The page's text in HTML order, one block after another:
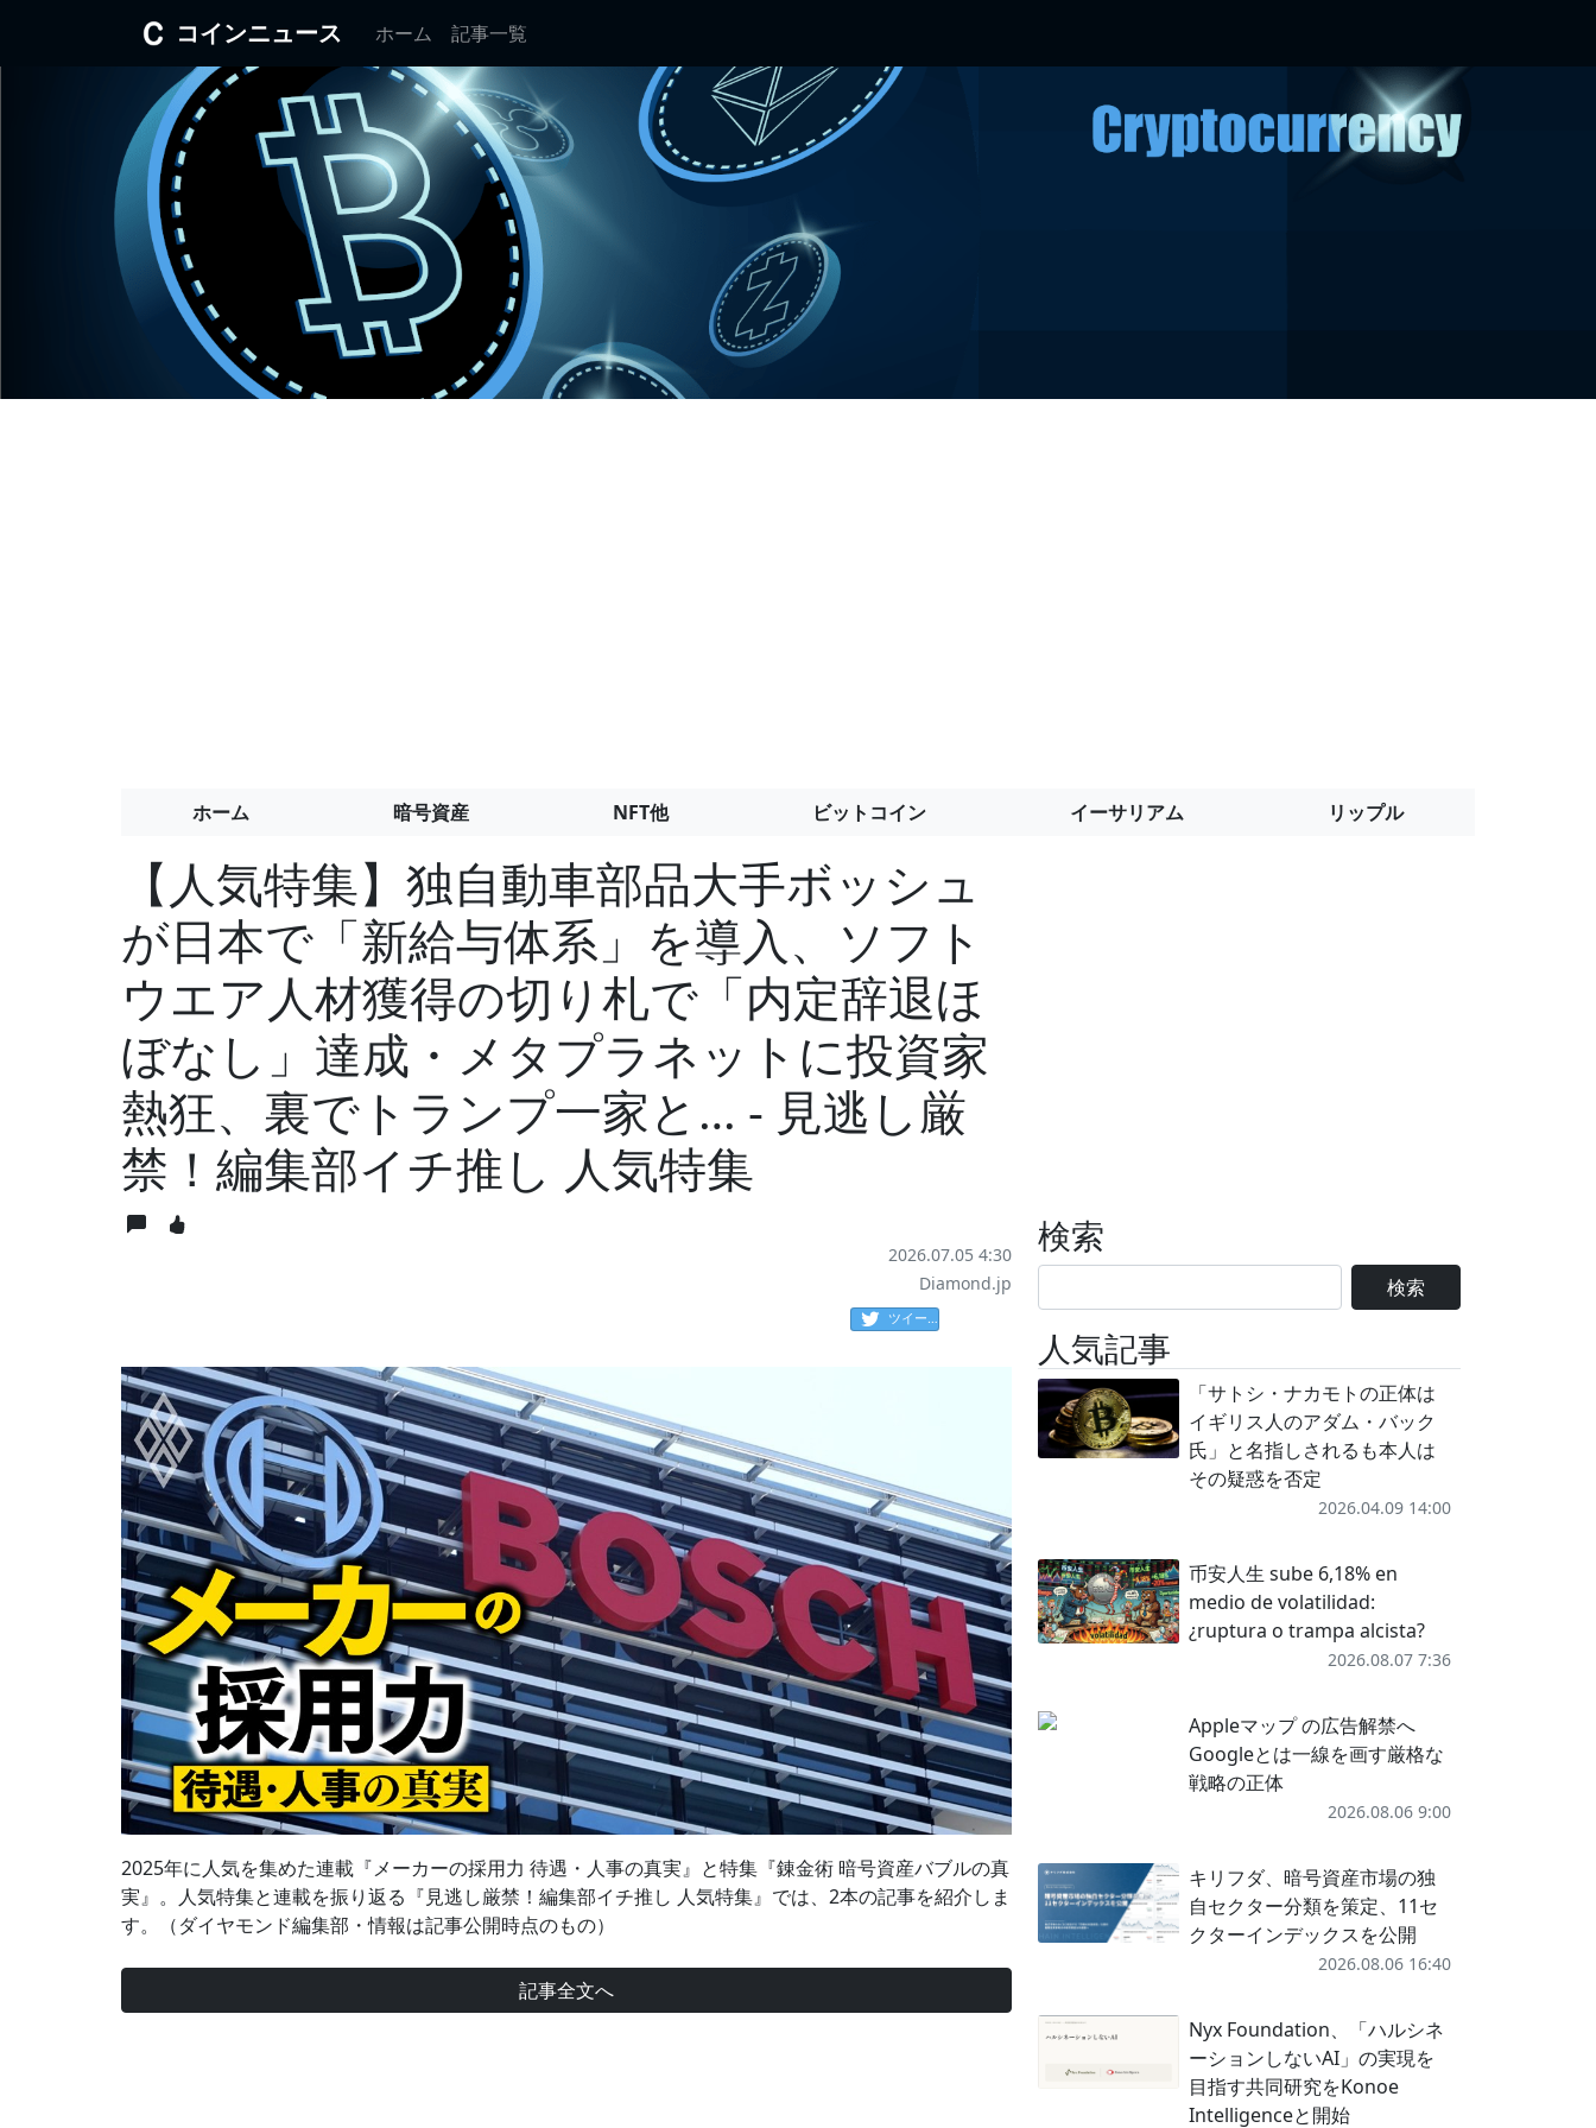
コインニュース ホーム 記事一覧
ホーム 暗号資産 NFT他 ビットコイン イーサリアム リップル
【人気特集】独自動車部品大手ボッシュ
が日本で「新給与体系」を導入、ソフト
ウエア人材獲得の切り札で「内定辞退ほ
ぼなし」達成・メタプラネットに投資家
熱狂、裏でトランプ一家と… - 見逃し厳
禁！編集部イチ推し 人気特集
2026.07.05 4:30
Diamond.jp
ツイート
2025年に人気を集めた連載『メーカーの採用力 待遇・人事の真実』と特集『錬金術 暗号資産バブルの真
実』。人気特集と連載を振り返る『見逃し厳禁！編集部イチ推し 人気特集』では、2本の記事を紹介しま
す。（ダイヤモンド編集部・情報は記事公開時点のもの）
記事全文へ
検索
検索
人気記事
「サトシ・ナカモトの正体は
イギリス人のアダム・バック
氏」と名指しされるも本人は
その疑惑を否定
2026.04.09 14:00
币安人生 sube 6,18% en
medio de volatilidad:
¿ruptura o trampa alcista?
2026.08.07 7:36
Appleマップ の広告解禁へ
Googleとは一線を画す厳格な
戦略の正体
2026.08.06 9:00
キリフダ、暗号資産市場の独
自セクター分類を策定、11セ
クターインデックスを公開
2026.08.06 16:40
Nyx Foundation、「ハルシネ
ーションしないAI」の実現を
目指す共同研究をKonoe
Intelligenceと開始